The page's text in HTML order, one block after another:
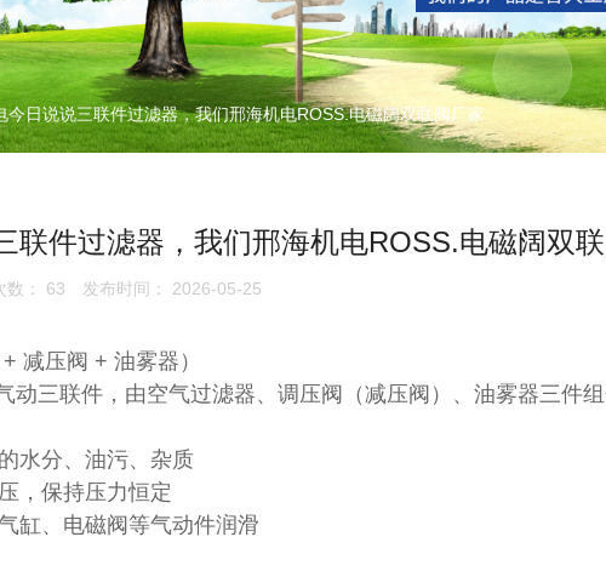
今日说说三联件过滤器，我们邢海机电ROSS.电磁阔双联阀厂家
联件过滤器，我们邢海机电ROSS.电磁阔双
数： 63 发布时间： 2026-05-25
减压阀 + 油雾器）
动三联件，由空气过滤器、调压阀（减压阀）、油雾器三件
水分、油污、杂质
，保持压力恒定
缸、电磁阀等气动件润滑